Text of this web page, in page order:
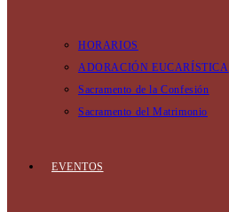
HORARIOS
ADORACIÓN EUCARÍSTICA
Sacramento de la Confesión
Sacramento del Matrimonio
EVENTOS